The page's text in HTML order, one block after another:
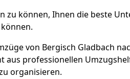
zu können, Ihnen die beste
von Bergisch Gladbach
aus professionellen
organisieren.